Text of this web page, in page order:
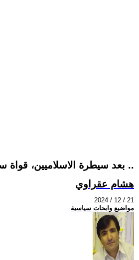
بعد سيطرة الاسلاميين، قواة سوريا الديمقراطية هي الخلاص للمسيحيين و الايزديين و الدروز و باقي المكونات في سوريا من ظلم التطرف ..
هشام عقراوي
2024 / 12 / 21
مواضيع وابحاث سياسية